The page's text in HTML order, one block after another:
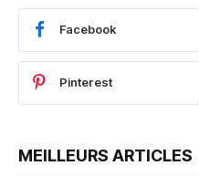
Facebook
Pinterest
MEILLEURS ARTICLES